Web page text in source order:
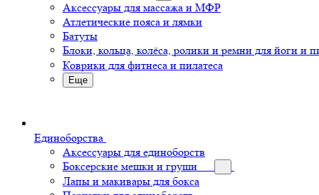
Аксессуары для массажа и МФР
Атлетические пояса и лямки
Батуты
Блоки, кольца, колёса, ролики и ремни для йоги и
Коврики для фитнеса и пилатеса
Еще
Единоборства
Аксессуары для единоборств
Боксерские мешки и груши
Лапы и макивары для бокса